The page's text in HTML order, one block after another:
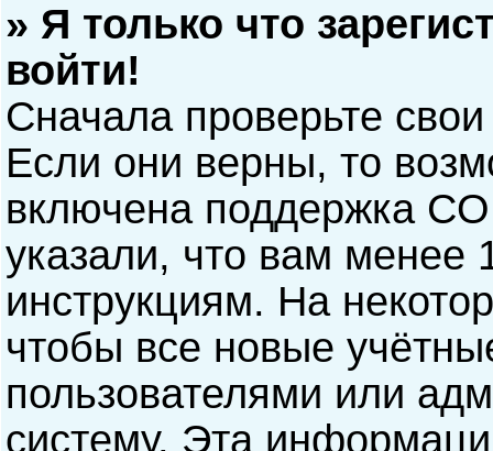
» Я только что
войти!
Сначала проверьте
Если они верны, то
включена поддержка
указали, что вам менее
инструкциям. На
чтобы все новые
пользователями или
систему. Эта